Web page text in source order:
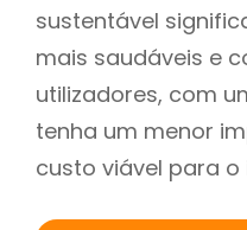
sustentável
mais saudáveis e
utilizadores, com
tenha um menor
custo viável para o